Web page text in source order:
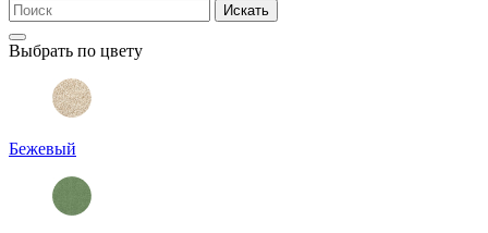
Искать
Выбрать по цвету
Бежевый